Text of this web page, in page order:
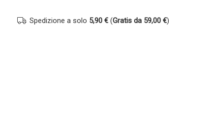
NEROSpedizione a solo 5,90 € (Gratis da 59,00 €)